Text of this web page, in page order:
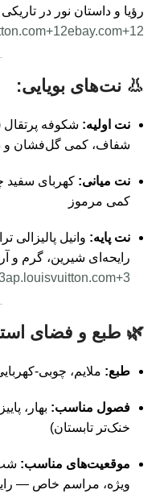
رؤیا و داستان نور در
+12ebay.com+12
👃 نت‌های بویایی:
نت اولیه:
شفاف، کمی گل‌فشان و
نت میانی: کهربای
کمی مرموز
نت پایه:
رایحه‌ای شیرین، گرم و
ap.louisvuitton.com+3
🌿 طبع و فضای
طبع: ملایم، چوبی-
فصول مناسب: بهار،
خنک‌تر تابستان)
موقعیت‌های مناسب:
ویژه، مراسم خاص —